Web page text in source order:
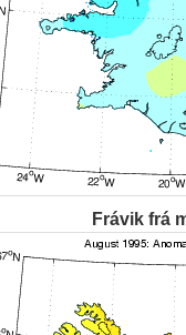
Frávik frá